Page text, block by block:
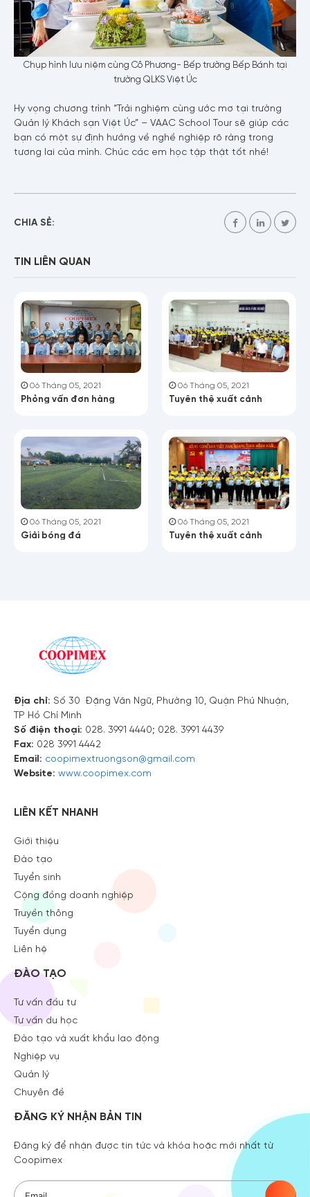
Chụp hình lưu niệm cùng Cô Phương- Bếp trường Bếp Bánh tại
trường QLKS Việt Úc
Hy vọng chương trình “Trải nghiệm cùng ước mơ tại trường
Quản lý Khách sạn Việt Úc” – VAAC School Tour sẽ giúp các
bạn có một sự định hướng về nghề nghiệp rõ ràng trong
tương lai của mình. Chúc các em học tập thật tốt nhé!
CHIA SẺ:
TIN LIÊN QUAN
Phỏng vấn đơn hàng
06 Tháng 05, 2021
Tuyên thệ xuất cảnh
06 Tháng 05, 2021
Giải bóng đá
06 Tháng 05, 2021
Tuyên thệ xuất cảnh
06 Tháng 05, 2021
Họ tên
Địa chỉ: Số 30 Đặng Văn Ngữ, Phường 10, Quận Phú Nhuận,
TP Hồ Chí Minh
Số điện thoại: 028. 3991 4440; 028. 3991 4439
Fax: 028 3991 4442
Email: coopimextruongson@gmail.com
Website: www.coopimex.com
LIÊN KẾT NHANH
Giới thiệu
Đào tạo
Tuyển sinh
Cộng đồng doanh nghiệp
Truyền thông
Tuyển dụng
Liên hệ
ĐÀO TẠO
Tư vấn đầu tư
Tư vấn du học
Đào tạo và xuất khẩu lao động
Nghiệp vụ
Quản lý
Chuyên đề
ĐĂNG KÝ NHẬN BẢN TIN
Đăng ký để nhận được tin tức và khóa hoặc mới nhất từ
Coopimex